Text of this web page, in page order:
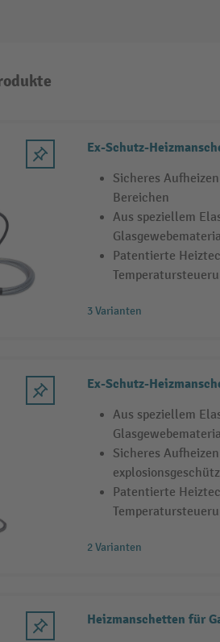
Ex-Schutz-
Sicheres
Bereichen
Aus speziellem
Patentierte
3 Varianten
Ex-Schutz-
Aus speziellem
Sicheres
Patentierte
2 Varianten
Heizmanschetten für